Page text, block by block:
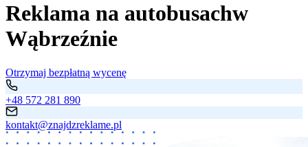
Reklama na autobusachw
Wąbrzeźnie
Otrzymaj bezpłatną wycenę
+48 572 281 890
kontakt@znajdzreklame.pl